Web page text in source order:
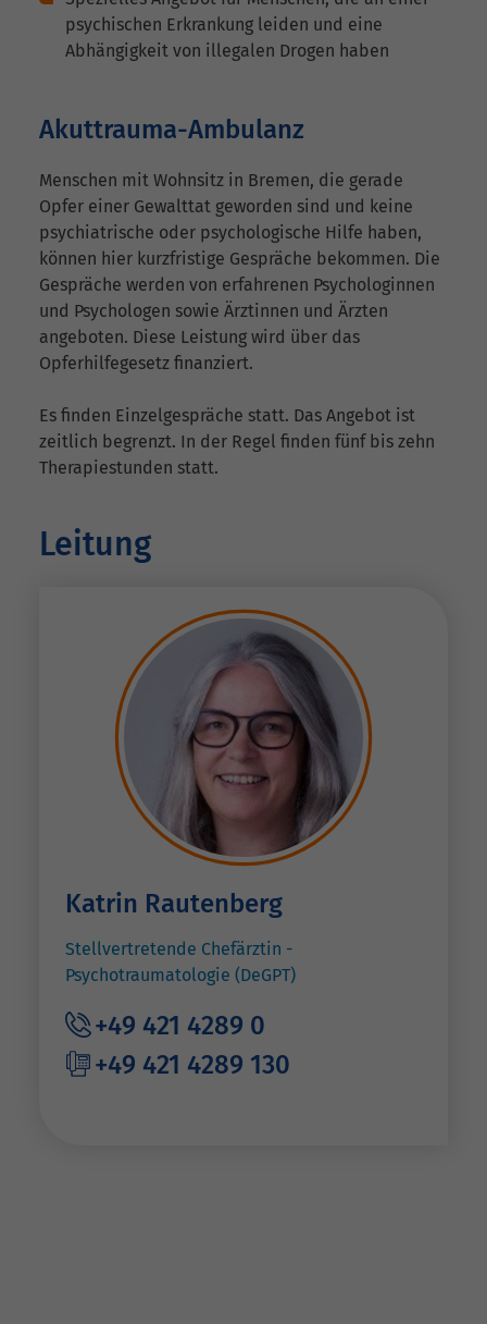
psychischen Erkrankung leiden und eine
Abhängigkeit von illegalen Drogen haben
Akuttrauma-Ambulanz
Menschen mit Wohnsitz in Bremen, die gerade
Opfer einer Gewalttat geworden sind und keine
psychiatrische oder psychologische Hilfe haben,
können hier kurzfristige Gespräche bekommen. Die
Gespräche werden von erfahrenen Psychologinnen
und Psychologen sowie Ärztinnen und Ärzten
angeboten. Diese Leistung wird über das
Opferhilfegesetz finanziert.
Es finden Einzelgespräche statt. Das Angebot ist
zeitlich begrenzt. In der Regel finden fünf bis zehn
Therapiestunden statt.
Leitung
Katrin Rautenberg
Stellvertretende Chefärztin -
Psychotraumatologie (DeGPT)
+49 421 4289 0
+49 421 4289 130